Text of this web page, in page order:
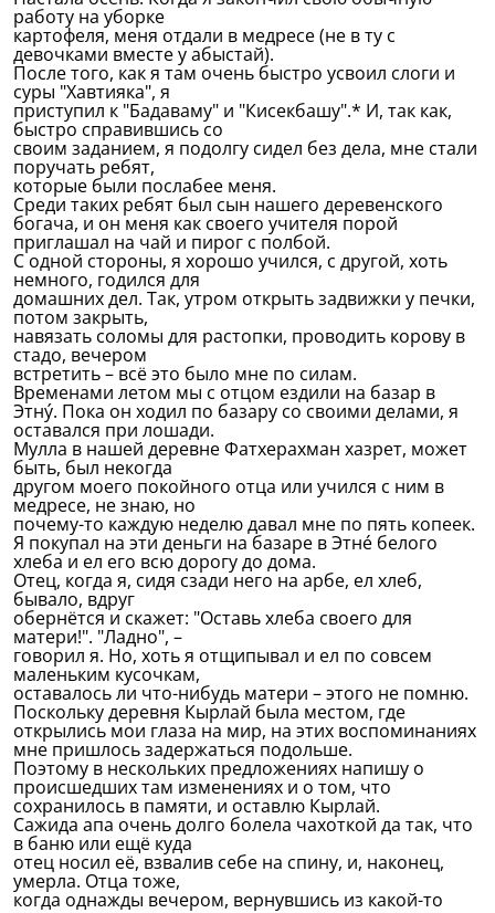
работу на уборке
картофеля, меня отдали в медресе (не в ту с
девочками вместе у абыстай).
После того, как я там очень быстро усвоил слоги и
суры "Хавтияка", я
приступил к "Бадаваму" и "Кисекбашу".* И, так как,
быстро справившись со
своим заданием, я подолгу сидел без дела, мне стали
поручать ребят,
которые были послабее меня.
Среди таких ребят был сын нашего деревенского
богача, и он меня как своего учителя порой
приглашал на чай и пирог с полбой.
С одной стороны, я хорошо учился, с другой, хоть
немного, годился для
домашних дел. Так, утром открыть задвижки у печки,
потом закрыть,
навязать соломы для растопки, проводить корову в
стадо, вечером
встретить – всё это было мне по силам.
Временами летом мы с отцом ездили на базар в
Этнý. Пока он ходил по базару со своими делами, я
оставался при лошади.
Мулла в нашей деревне Фатхерахман хазрет, может
быть, был некогда
другом моего покойного отца или учился с ним в
медресе, не знаю, но
почему-то каждую неделю давал мне по пять копеек.
Я покупал на эти деньги на базаре в Этнé белого
хлеба и ел его всю дорогу до дома.
Отец, когда я, сидя сзади него на арбе, ел хлеб,
бывало, вдруг
обернётся и скажет: "Оставь хлеба своего для
матери!". "Ладно", –
говорил я. Но, хоть я отщипывал и ел по совсем
маленьким кусочкам,
оставалось ли что-нибудь матери – этого не помню.
Поскольку деревня Кырлай была местом, где
открылись мои глаза на мир, на этих воспоминаниях
мне пришлось задержаться подольше.
Поэтому в нескольких предложениях напишу о
происшедших там изменениях и о том, что
сохранилось в памяти, и оставлю Кырлай.
Сажида апа очень долго болела чахоткой да так, что
в баню или ещё куда
отец носил её, взвалив себе на спину, и, наконец,
умерла. Отца тоже,
когда однажды вечером, вернувшись из какой-то